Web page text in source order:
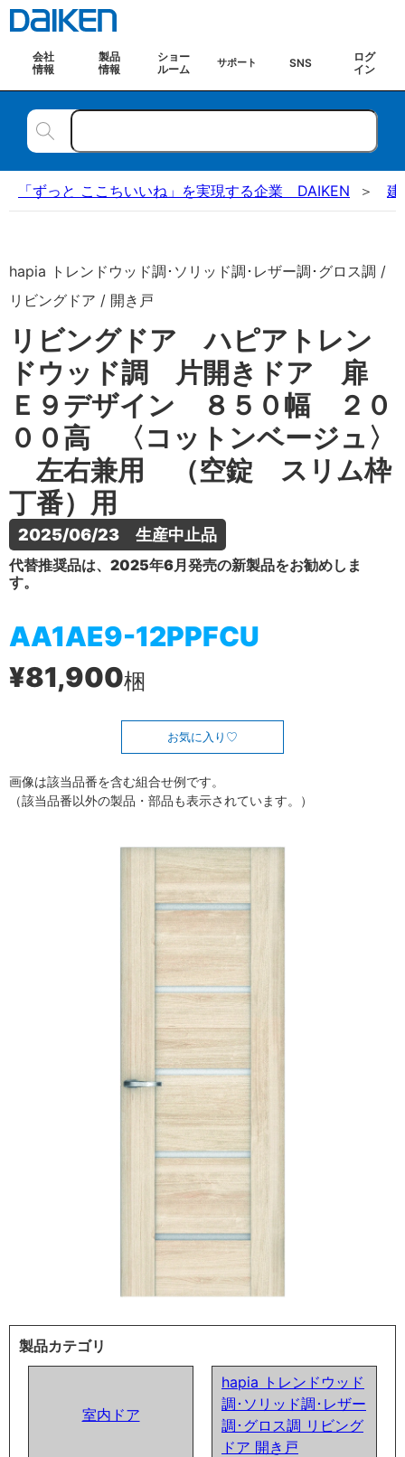
会社
情報
製品
情報
ショー
ルーム
サポート SNS
ログ
イン
「ずっと ここちいいね」を実現する企業 DAIKEN 建
hapia トレンドウッド調･ソリッド調･レザー調･グロス調 /
リビングドア / 開き戸
リビングドア ハピアトレン
ドウッド調 片開きドア 扉
Ｅ９デザイン ８５０幅 ２０
００高 〈コットンベージュ〉
左右兼用 （空錠 スリム枠
丁番）用
2025/06/23　生産中止品
代替推奨品は、2025年6月発売の新製品をお勧めしま
す。
AA1AE9-12PPFCU
¥81,900梱
お気に入り
画像は該当品番を含む組合せ例です。
（該当品番以外の製品・部品も表示されています。）
製品カテゴリ
室内ドア
hapia トレンドウッド
調･ソリッド調･レザー
調･グロス調 リビング
ドア 開き戸